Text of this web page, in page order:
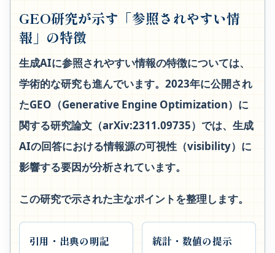
GEO研究が示す「参照されやすい情
報」の特徴
生成AIに参照されやすい情報の特徴については、
学術的な研究も進んでいます。2023年に公開され
たGEO（Generative Engine Optimization）に
関する研究論文（arXiv:2311.09735）では、生成
AIの回答における情報源の可視性（visibility）に
影響する要因が分析されています。
この研究で示された主なポイントを整理します。
引用・出典の明記 統計・数値の提示